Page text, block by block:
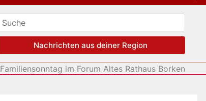
Nachrichten aus deiner Region
Familiensonntag im Forum Altes Rathaus Borken